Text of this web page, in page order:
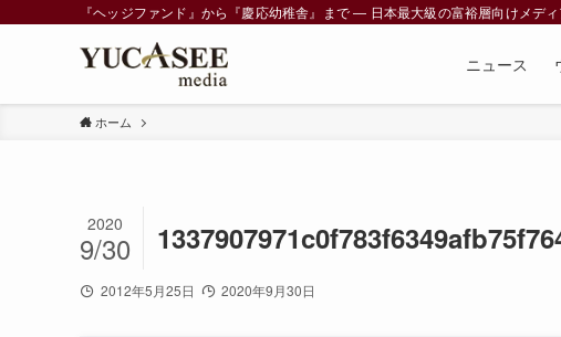
『ヘッジファンド』から『慶応幼稚舎』まで ― 日本最大級の富裕層向けメデ
ニュース
ホーム
2020
9/30
2012年5月25日 2020年9月30日